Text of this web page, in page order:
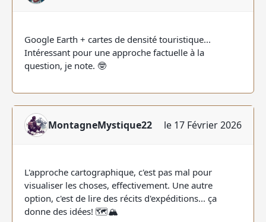
Google Earth + cartes de densité touristique...
Intéressant pour une approche factuelle à la
question, je note. 🤓
MontagneMystique22 le 17 Février 2026
L'approche cartographique, c'est pas mal pour
visualiser les choses, effectivement. Une autre
option, c'est de lire des récits d'expéditions... ça
donne des idées! 🗺️🏔️